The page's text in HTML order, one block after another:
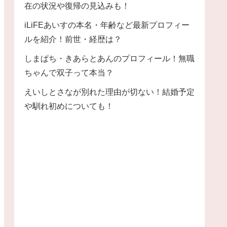
在の状況や復帰の見込みも！
iLiFEあいすの本名・年齢など最新プロフィー
ルを紹介！前世・経歴は？
しまぱち・きあらとあんのプロフィール！無職
ちゃんで双子って本当？
えいしとさなが別れた理由が切ない！結婚予定
や馴れ初めについても！